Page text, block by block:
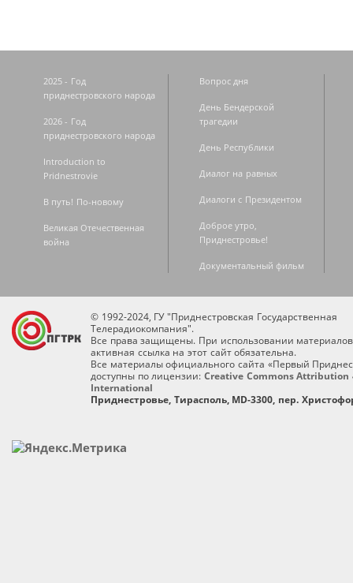
2025 - Год
приднестровского народа
2026 - Год
приднестровского народа
Introduction to
Pridnestrovie
В путь! По-новому
Великая Отечественная
война
Вопрос дня
День Бендерской
трагедии
День Республики
Диалог на равных
Диалоги с Президентом
Доброе утро,
Приднестровье!
Документальный фильм
© 1992-2024, ГУ "Приднестровская Государственная
Телерадиокомпания".
Все права защищены. При использовании
активная ссылка на этот сайт обязательна.
Все материалы официального сайта «Первый
доступны по лицензии: Creative Commons Attribution
International
Приднестровье, Тирасполь, MD-3300, пер.